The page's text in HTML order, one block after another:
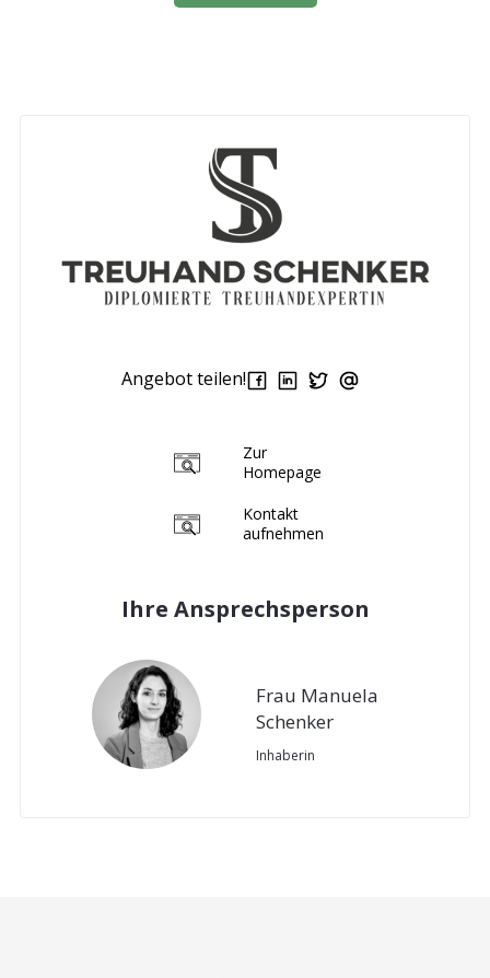
Angebot teilen!
Zur
Homepage
Kontakt
aufnehmen
Ihre Ansprechsperson
Frau Manuela
Schenker
Inhaberin